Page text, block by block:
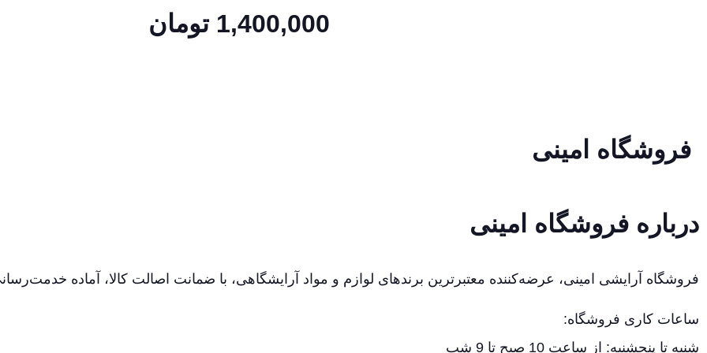
1,400,000 تومان
فروشگاه امینی
درباره فروشگاه امینی
فروشگاه آرایشی امینی، عرضه‌کننده معتبرترین برندهای لوازم و مواد آرایشگاهی، با ضمانت اصالت کالا، آماده
ساعات کاری فروشگاه:
شنبه تا پنجشنبه: از ساعت 10 صبح تا 9 شب